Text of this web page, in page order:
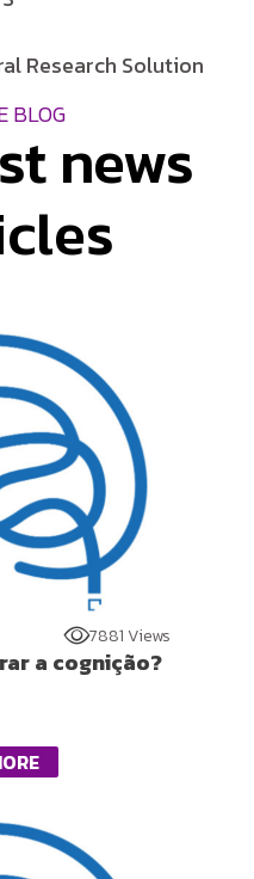
Research Solution
BLOG
news
7881 Views
mensurar a cognição?